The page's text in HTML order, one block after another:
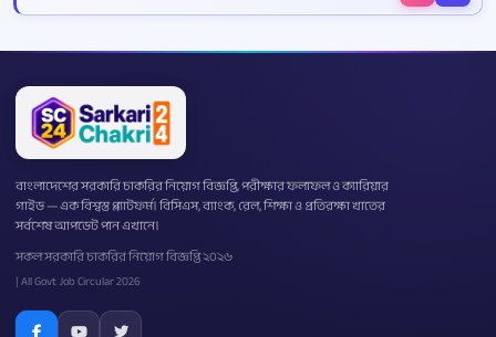
বাংলাদেশের সরকারি চাকরির নিয়োগ বিজ্ঞপ্তি, পরীক্ষার ফলাফল ও ক্যারিয়ার
গাইড — এক বিশ্বস্ত প্ল্যাটফর্ম। বিসিএস, ব্যাংক, রেল, শিক্ষা ও প্রতিরক্ষা খাতের
সর্বশেষ আপডেট পান এখানে।
সকল সরকারি চাকরির নিয়োগ বিজ্ঞপ্তি ২০২৬
| All Govt Job Circular 2026